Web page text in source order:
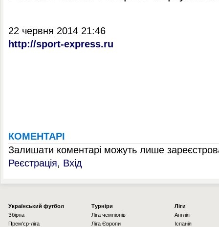
22 червня 2014 21:46
http://sport-express.ru
КОМЕНТАРІ
Залишати коментарі можуть лише
Реєстрація, Вхід
Українcький футбол
Збірна
Прем'єр-ліга
Турніри
Ліга чемпіонів
Ліга Європи
Ліги
Англія
Іспанія